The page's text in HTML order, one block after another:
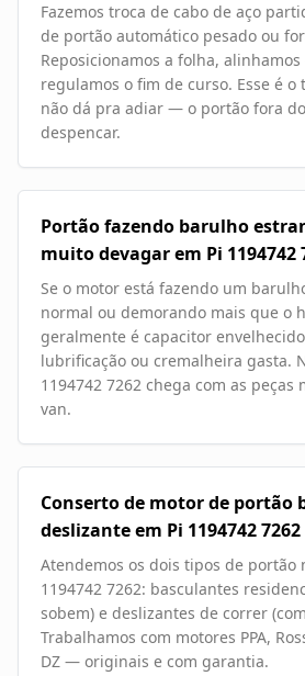
Fazemos troca de cabo de aço
de portão automático pesado ou
Reposicionamos a folha,
regulamos o fim de curso. Esse é
não dá pra adiar — o portão fora
despencar.
Portão fazendo barulho
muito devagar em Pi 1194742
Se o motor está fazendo um
normal ou demorando mais que o
geralmente é capacitor
lubrificação ou cremalheira gasta.
1194742 7262 chega com as peças
van.
Conserto de motor de portão
deslizante em Pi 1194742 7262
Atendemos os dois tipos de portão
1194742 7262: basculantes
sobem) e deslizantes de correr
Trabalhamos com motores PPA,
DZ — originais e com garantia.